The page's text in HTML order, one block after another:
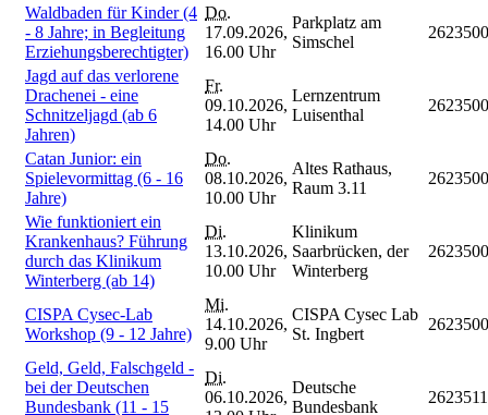
Waldbaden für Kinder (4
- 8 Jahre; in Begleitung
Erziehungsberechtigter)
Do.
17.09.2026,
16.00 Uhr
Parkplatz am
Simschel
Jagd auf das verlorene
Drachenei - eine
Schnitzeljagd (ab 6
Jahren)
Fr.
09.10.2026,
14.00 Uhr
Lernzentrum
Luisenthal
Catan Junior: ein
Spielevormittag (6 - 16
Jahre)
Do.
08.10.2026,
10.00 Uhr
Altes Rathaus,
Raum 3.11
Wie funktioniert ein
Krankenhaus? Führung
durch das Klinikum
Winterberg (ab 14)
Di.
13.10.2026,
10.00 Uhr
Klinikum
Saarbrücken, der
Winterberg
CISPA Cysec-Lab
Workshop (9 - 12 Jahre)
Mi.
14.10.2026,
9.00 Uhr
CISPA Cysec Lab
St. Ingbert
Geld, Geld, Falschgeld -
bei der Deutschen
Bundesbank (11 - 15
Di.
06.10.2026,
Deutsche
Bundesbank